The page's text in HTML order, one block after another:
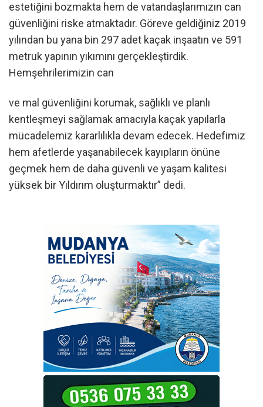
estetiğini bozmakta hem de vatandaşlarımızın can
güvenliğini riske atmaktadır. Göreve geldiğiniz 2019
yılından bu yana bin 297 adet kaçak inşaatın ve 591
metruk yapının yıkımını gerçekleştirdik.
Hemşehrilerimizin can
ve mal güvenliğini korumak, sağlıklı ve planlı
kentleşmeyi sağlamak amacıyla kaçak yapılarla
mücadelemiz kararlılıkla devam edecek. Hedefimiz
hem afetlerde yaşanabilecek kayıpların önüne
geçmek hem de daha güvenli ve yaşam kalitesi
yüksek bir Yıldırım oluşturmaktır” dedi.